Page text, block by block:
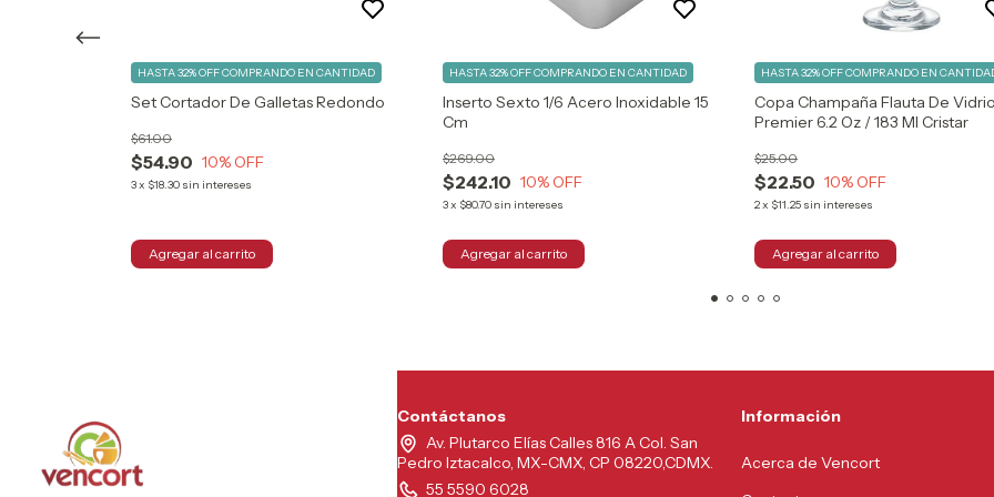
Set Cortador De Galletas Redondo
$54.90
$61.00
10% OFF
3x $18.30 sin intereses
HASTA 32% OFFCOMPRANDO EN CANTIDAD
Inserto Sexto 1/6 Acero Inoxidable 15
Cm
$242.10
$269.00
10% OFF
3x $80.70 sin intereses
HASTA 32% OFFCOMPRANDO EN CANTIDAD
Copa Champaña Flauta De Vidrio
Premier 6.2 Oz / 183 Ml Cristar
$22.50
$25.00
10% OFF
2x $11.25 sin intereses
HASTA 32% OFFCOMPRANDO EN
Contáctanos
Av. Plutarco Elías Calles 816 A Col. San
Pedro Iztacalco, MX-CMX, CP 08220,CDMX.
55 5590 6028
Información
Acerca de Vencort